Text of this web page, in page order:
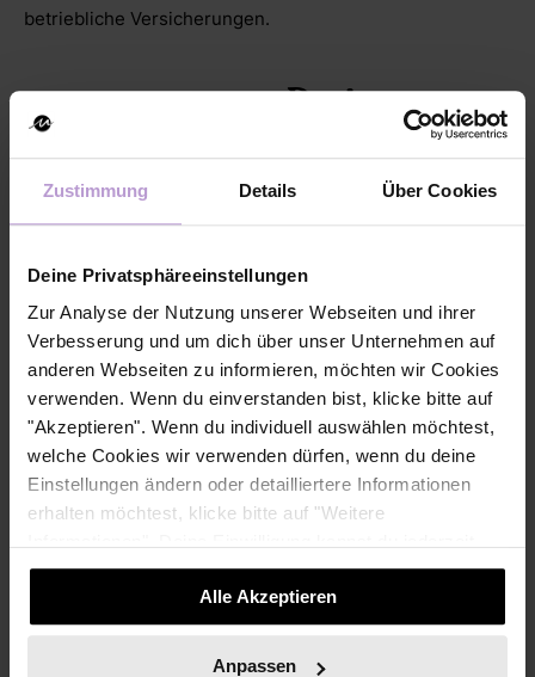
Zustimmung Details Über Cookies
Deine Privatsphäreeinstellungen
Zur Analyse der Nutzung unserer Webseiten und ihrer
Verbesserung und um dich über unser Unternehmen auf
anderen Webseiten zu informieren, möchten wir Cookies
verwenden. Wenn du einverstanden bist, klicke bitte auf
"Akzeptieren". Wenn du individuell auswählen möchtest,
welche Cookies wir verwenden dürfen, wenn du deine
Einstellungen ändern oder detailliertere Informationen
erhalten möchtest, klicke bitte auf "Weitere
widerrufen.
Alle Akzeptieren
Anpassen
betriebliche Versicherungen.
Daria
Lewandowska
Senior Designerin
menschenzentrierte
Designlösungen und
konzipiert Usabilty-Tests.
Daria ist eine zertifizierte Coachin für feministische
Finanzen und begleitet Frauen bei ihren individuellen
Finanzentscheidungen. Ihr größter Ansporn sind ihre
zwei wundervollen Töchter.
Sarah Nietner
nushu Gastspeakerin